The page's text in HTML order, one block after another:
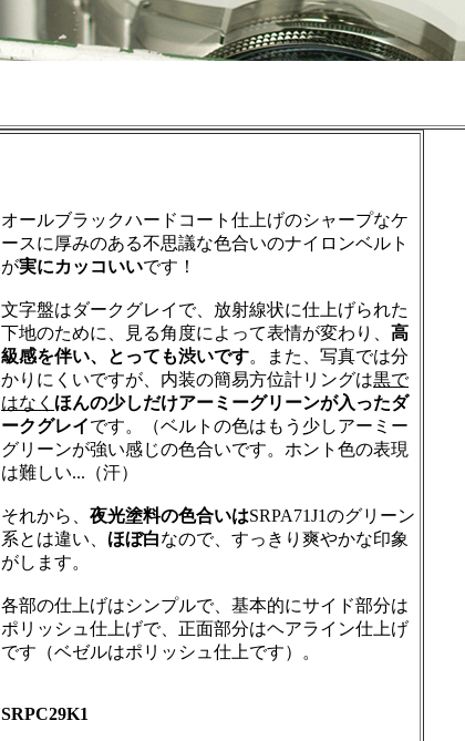
オールブラックハードコート仕上げのシャープなケ
ースに厚みのある不思議な色合いのナイロンベルト
が実にカッコいいです！
文字盤はダークグレイで、放射線状に仕上げられた
下地のために、見る角度によって表情が変わり、 高
級感を伴い、とっても渋いです。また、写真では分
かりにくいですが、内装の簡易方位計リングは黒で
はなく ほんの少しだけアーミーグリーンが入ったダ
ークグレイです。（ベルトの色はもう少しアーミー
グリーンが強い感じの色合いです。ホント色の表現
は難しい...（汗）
それから、 夜光塗料の色合いはSRPA71J1のグリーン
系とは違い、 ほぼ白なので、すっきり爽やかな印象
がします。
各部の仕上げはシンプルで、基本的にサイド部分は
ポリッシュ仕上げで、正面部分はヘアライン仕上げ
です（ベゼルはポリッシュ仕上です）。
SRPC29K1